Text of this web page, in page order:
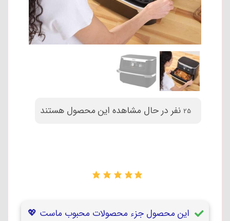
25 نفر در حال مشاهده این محصول هستند
این محصول جزء محصولات محبوب ماست 💖